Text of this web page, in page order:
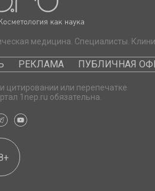
медицина. Специалисты.
РЕКЛАМА ПУБЛИЧНАЯ
цитировании или перепечатке
1nep.ru обязательна.